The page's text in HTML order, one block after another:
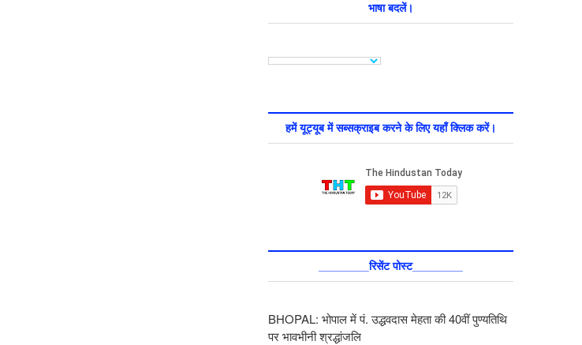
भाषा बदलें।
हमें यूट्यूब में सब्सक्राइब करने के लिए यहाँ क्लिक करें।
________रिसेंट पोस्ट________
BHOPAL: भोपाल में पं. उद्धवदास मेहता की 40वीं पुण्यतिथि
पर भावभीनी श्रद्धांजलि